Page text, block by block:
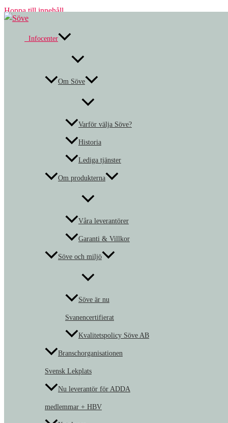
Hoppa till innehåll
Infocenter
Om Söve
Varför välja Söve?
Historia
Lediga tjänster
Om produkterna
Våra leverantörer
Garanti & Villkor
Söve och miljö
Söve är nu
Svanencertifierat
Kvalitetspolicy Söve AB
Branschorganisationen
Svensk Lekplats
Nu leverantör för ADDA
medlemmar + HBV